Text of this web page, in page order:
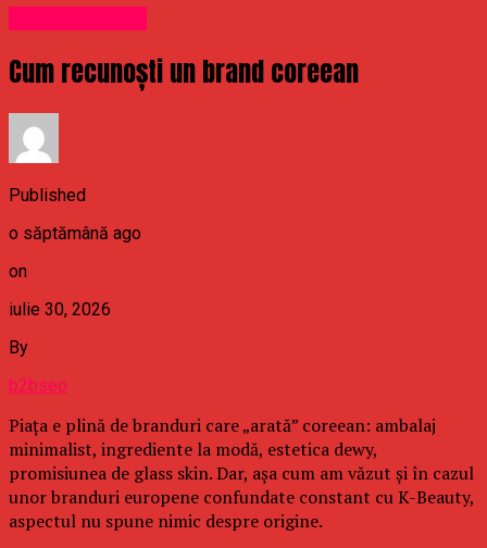
Cum recunoști un brand coreean
Published
o săptămână ago
on
iulie 30, 2026
By
b2bseo
Piața e plină de branduri care „arată” coreean: ambalaj
minimalist, ingrediente la modă, estetica dewy,
promisiunea de glass skin. Dar, așa cum am văzut și în cazul
unor branduri europene confundate constant cu K-Beauty,
aspectul nu spune nimic despre origine.